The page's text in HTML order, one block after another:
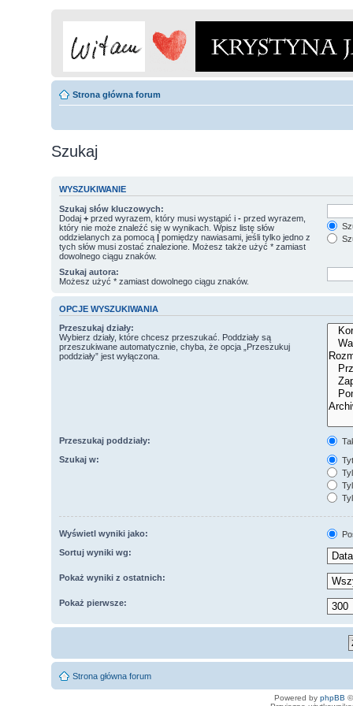
Strona główna forum
Szukaj
WYSZUKIWANIE
Szukaj słów kluczowych:
Dodaj + przed wyrazem, który musi wystąpić i - przed wyrazem,
który nie może znaleźć się w wynikach. Wpisz listę słów
oddzielanych za pomocą | pomiędzy nawiasami, jeśli tylko jedno z
tych słów musi zostać znalezione. Możesz także użyć * zamiast
dowolnego ciągu znaków.
Szukaj autora:
Możesz użyć * zamiast dowolnego ciągu znaków.
OPCJE WYSZUKIWANIA
Przeszukaj działy:
Wybierz działy, które chcesz przeszukać. Poddziały są
przeszukiwane automatycznie, chyba, że opcja „Przeszukuj
poddziały” jest wyłączona.
Przeszukaj poddziały:
Szukaj w:
Wyświetl wyniki jako:
Sortuj wyniki wg:
Pokaż wyniki z ostatnich:
Pokaż pierwsze:
Strona główna forum
Powered by phpBB